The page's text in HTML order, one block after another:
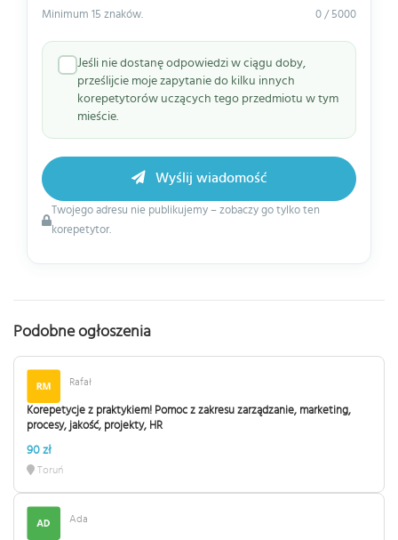
Minimum 15 znaków. 0 / 5000
Jeśli nie dostanę odpowiedzi w ciągu doby,
prześlijcie moje zapytanie do kilku innych
korepetytorów uczących tego przedmiotu w tym
mieście.
Twojego adresu nie publikujemy – zobaczy go tylko ten
korepetytor.
Wyślij wiadomość
Podobne ogłoszenia
Rafał
Korepetycje z praktykiem! Pomoc z zakresu zarządzanie, marketing,
procesy, jakość, projekty, HR
90 zł
Toruń
Ada